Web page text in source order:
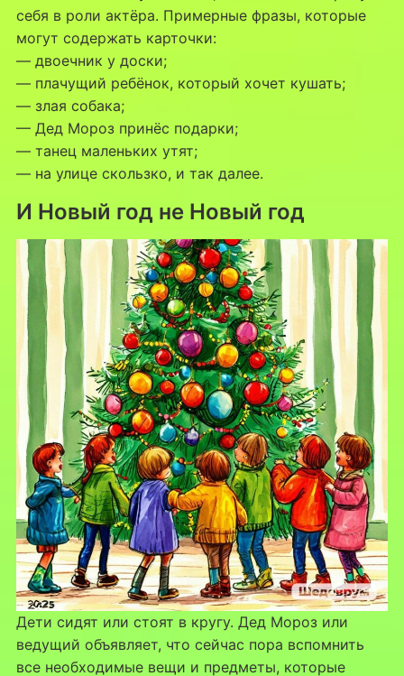
себя в роли актёра. Примерные фразы, которые
могут содержать карточки:
— двоечник у доски;
— плачущий ребёнок, который хочет кушать;
— злая собака;
— Дед Мороз принёс подарки;
— танец маленьких утят;
— на улице скользко, и так далее.
И Новый год не Новый год
Дети сидят или стоят в кругу. Дед Мороз или
ведущий объявляет, что сейчас пора вспомнить
все необходимые вещи и предметы, которые